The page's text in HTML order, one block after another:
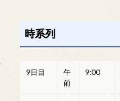
時系列
9日目
午
前
9:00